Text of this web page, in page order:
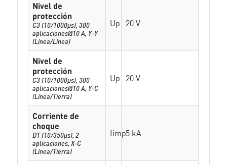
Nivel de
protección
C3 (10/1000μs), 300
aplicaciones@10 A, Y-Y
(Línea/Línea)
Up 20 V
Nivel de
protección
C3 (10/1000μs), 300
aplicaciones@10 A, Y-C
(Línea/Tierra)
Up 20 V
Corriente de
choque
D1 (10/350μs), 2
aplicaciones, X-C
(Línea/Tierra)
Iimp5 kA